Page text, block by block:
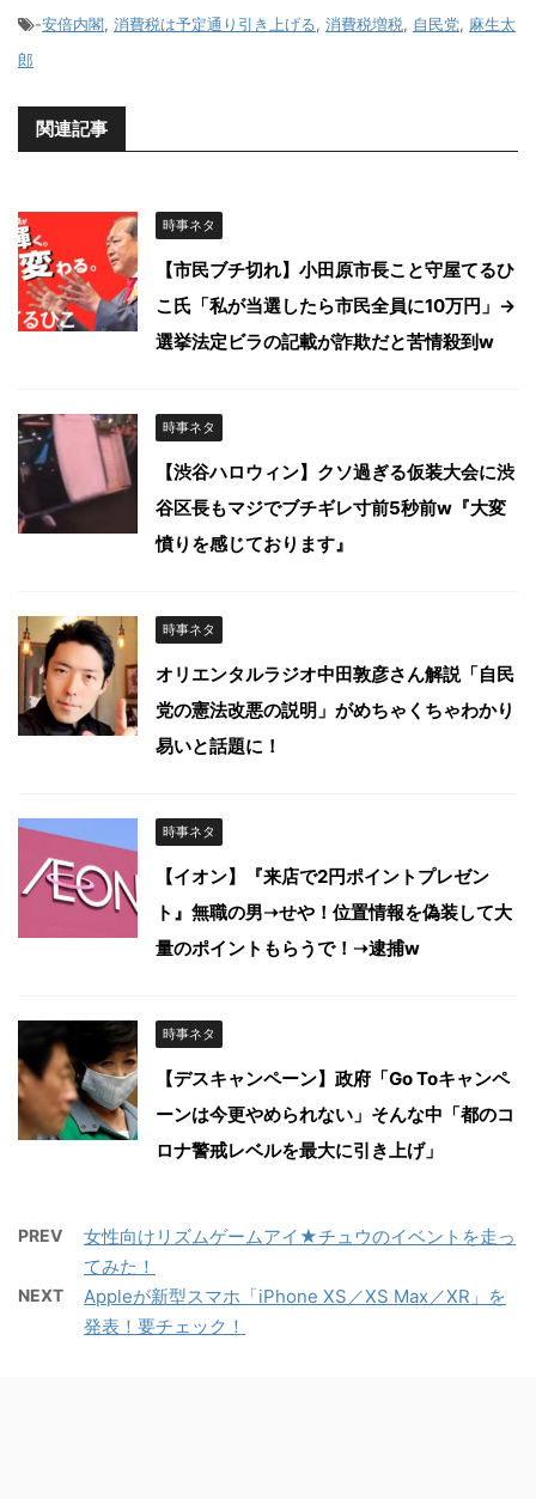
-安倍内閣, 消費税は予定通り引き上げる, 消費税増税, 自民党, 麻生太
郎
関連記事
時事ネタ
【市民ブチ切れ】小田原市長こと守屋てるひ
こ氏「私が当選したら市民全員に10万円」→
選挙法定ビラの記載が詐欺だと苦情殺到w
時事ネタ
【渋谷ハロウィン】クソ過ぎる仮装大会に渋
谷区長もマジでブチギレ寸前5秒前w『大変
憤りを感じております』
時事ネタ
オリエンタルラジオ中田敦彦さん解説「自民
党の憲法改悪の説明」がめちゃくちゃわかり
易いと話題に！
時事ネタ
【イオン】『来店で2円ポイントプレゼン
ト』無職の男➝せや！位置情報を偽装して大
量のポイントもらうで！➝逮捕w
時事ネタ
【デスキャンペーン】政府「Go Toキャンペ
ーンは今更やめられない」そんな中「都のコ
ロナ警戒レベルを最大に引き上げ」
PREV
女性向けリズムゲームアイ★チュウのイベントを走っ
てみた！
NEXT
Appleが新型スマホ「iPhone XS／XS Max／XR」を
発表！要チェック！